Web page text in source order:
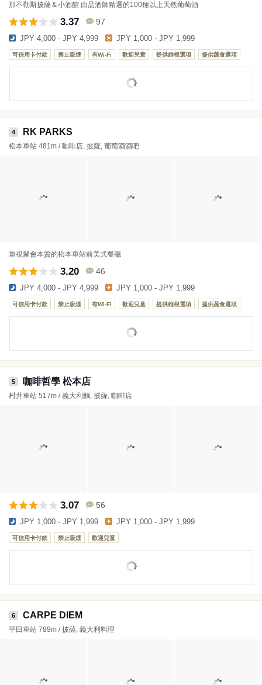
那不勒斯披薩＆小酒館 由品酒師精選的100種以上天然葡萄酒
3.37 97
JPY 4,000 - JPY 4,999 JPY 1,000 - JPY 1,999
可信用卡付款 禁止吸煙 有Wi-Fi 歡迎兒童 提供維根選項 提供蔬食選項
4 RK PARKS
松本車站 481m / 咖啡店, 披薩, 葡萄酒酒吧
重視聚會本質的松本車站前美式餐廳
3.20 46
JPY 4,000 - JPY 4,999 JPY 1,000 - JPY 1,999
可信用卡付款 禁止吸煙 有Wi-Fi 歡迎兒童 提供維根選項 提供蔬食選項
5 咖啡哲學 松本店
村井車站 517m / 義大利麵, 披薩, 咖啡店
3.07 56
JPY 1,000 - JPY 1,999 JPY 1,000 - JPY 1,999
可信用卡付款 禁止吸煙 歡迎兒童
6 CARPE DIEM
平田車站 789m / 披薩, 義大利料理